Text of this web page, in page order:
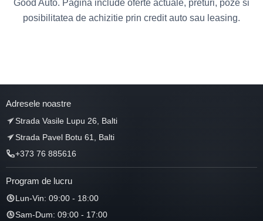
Good Auto. Pagina include oferte actuale, preturi, poze si
posibilitatea de achizitie prin credit auto sau leasing.
Adresele noastre
Strada Vasile Lupu 26, Balti
Strada Pavel Botu 61, Balti
+373 76 885616
Program de lucru
Lun-Vin: 09:00 - 18:00
Sam-Dum: 09:00 - 17:00